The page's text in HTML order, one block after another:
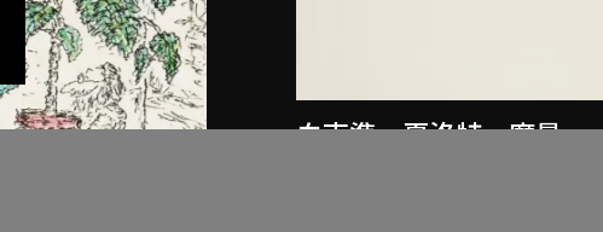
白南準、夏洛特．摩曼